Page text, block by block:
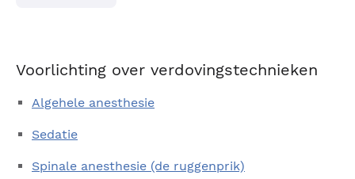
Voorlichting over verdovingstechnieken
Algehele anesthesie
Sedatie
Spinale anesthesie (de ruggenprik)